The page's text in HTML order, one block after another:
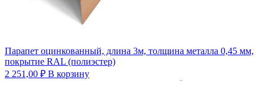
Парапет оцинкованный, длина 3м, толщина металла 0,45 мм,
покрытие RAL (полиэстер)
2 251,00 ₽ В корзину